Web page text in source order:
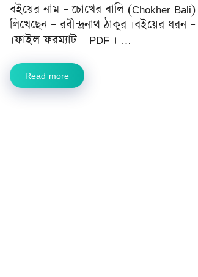
বইয়ের নাম – চোখের বালি (Chokher Bali)
লিখেছেন – রবীন্দ্রনাথ ঠাকুর ।বইয়ের ধরন
।ফাইল ফরম্যাট – PDF । …
Read more